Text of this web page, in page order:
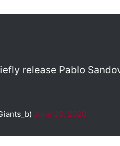
release Pablo
June 30, 2020